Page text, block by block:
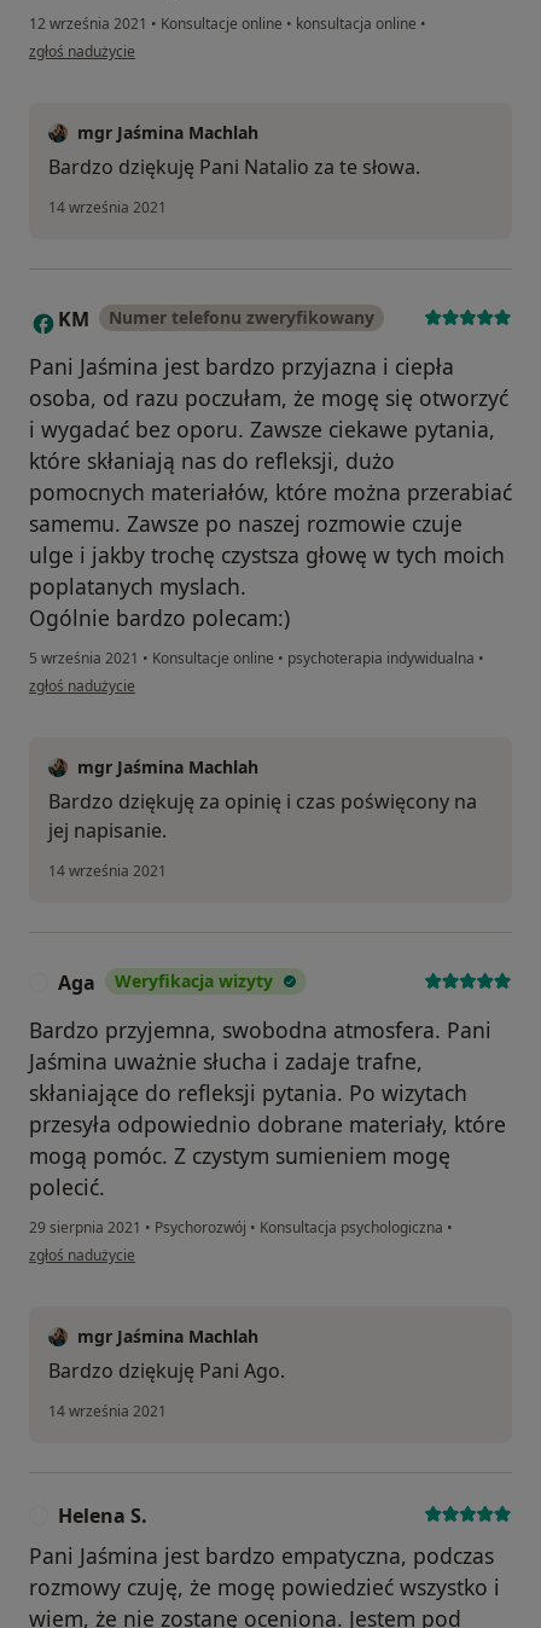
12 września 2021 • Konsultacje online • konsultacja online •
w opinii użytkownika Natalia
zgłoś nadużycie
mgr Jaśmina Machlah
Bardzo dziękuję Pani Natalio za te słowa.
14 września 2021
K KM Numer telefonu zweryfikowany
Pani Jaśmina jest bardzo przyjazna i ciepła
osoba, od razu poczułam, że mogę się otworzyć
i wygadać bez oporu. Zawsze ciekawe pytania,
które skłaniają nas do refleksji, dużo
pomocnych materiałów, które można przerabiać
samemu. Zawsze po naszej rozmowie czuje
ulge i jakby trochę czystsza głowę w tych moich
poplatanych myslach.
Ogólnie bardzo polecam:)
5 września 2021 • Konsultacje online • psychoterapia indywidualna •
w opinii użytkownika KM
zgłoś nadużycie
mgr Jaśmina Machlah
Bardzo dziękuję za opinię i czas poświęcony na
jej napisanie.
14 września 2021
Aga Weryfikacja wizyty
Bardzo przyjemna, swobodna atmosfera. Pani
Jaśmina uważnie słucha i zadaje trafne,
skłaniające do refleksji pytania. Po wizytach
przesyła odpowiednio dobrane materiały, które
mogą pomóc. Z czystym sumieniem mogę
polecić.
29 sierpnia 2021 • Psychorozwój • Konsultacja psychologiczna •
w opinii użytkownika Aga
zgłoś nadużycie
mgr Jaśmina Machlah
Bardzo dziękuję Pani Ago.
14 września 2021
Helena S.
Pani Jaśmina jest bardzo empatyczna, podczas
rozmowy czuję, że mogę powiedzieć wszystko i
wiem, że nie zostanę oceniona. Jestem pod